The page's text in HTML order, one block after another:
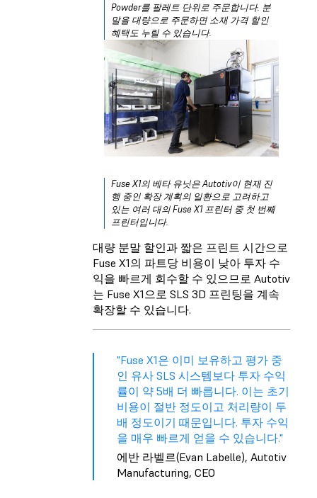
Powder를 팔레트 단위로 주문합니다. 분
말을 대량으로 주문하면 소재 가격 할인
혜택도 누릴 수 있습니다.
Fuse X1의 베타 유닛은 Autotiv이 현재 진
행 중인 확장 계획의 일환으로 고려하고
있는 여러 대의 Fuse X1 프린터 중 첫 번째
프린터입니다.
대량 분말 할인과 짧은 프린트 시간으로
Fuse X1의 파트당 비용이 낮아 투자 수
익을 빠르게 회수할 수 있으므로 Autotiv
는 Fuse X1으로 SLS 3D 프린팅을 계속
확장할 수 있습니다.
"Fuse X1은 이미 보유하고 평가 중
인 유사 SLS 시스템보다 투자 수익
률이 약 5배 더 빠릅니다. 이는 초기
비용이 절반 정도이고 처리량이 두
배 정도이기 때문입니다. 투자 수익
을 매우 빠르게 얻을 수 있습니다."
에반 라벨르(Evan Labelle), Autotiv
Manufacturing, CEO